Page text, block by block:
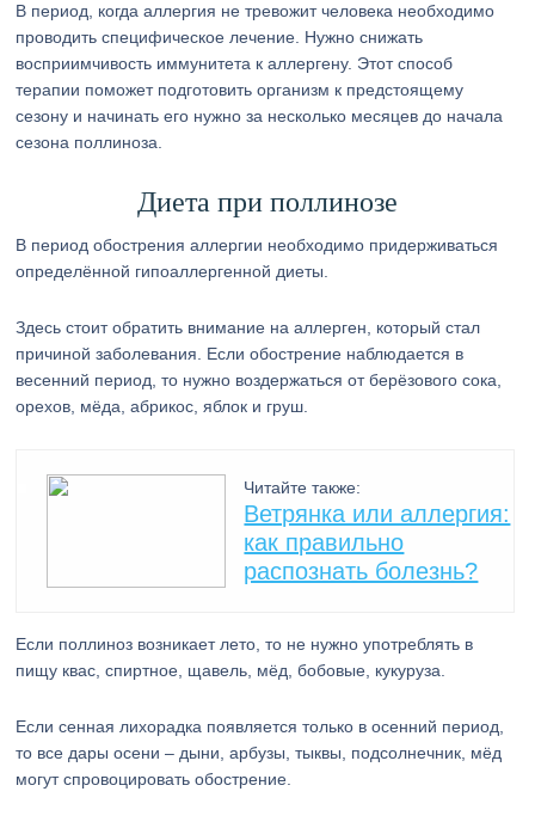
В период, когда аллергия не тревожит человека необходимо
проводить специфическое лечение. Нужно снижать
восприимчивость иммунитета к аллергену. Этот способ
терапии поможет подготовить организм к предстоящему
сезону и начинать его нужно за несколько месяцев до начала
сезона поллиноза.
Диета при поллинозе
В период обострения аллергии необходимо придерживаться
определённой гипоаллергенной диеты.
Здесь стоит обратить внимание на аллерген, который стал
причиной заболевания. Если обострение наблюдается в
весенний период, то нужно воздержаться от берёзового сока,
орехов, мёда, абрикос, яблок и груш.
Читайте также:
Ветрянка или аллергия:
как правильно
распознать болезнь?
Если поллиноз возникает лето, то не нужно употреблять в
пищу квас, спиртное, щавель, мёд, бобовые, кукуруза.
Если сенная лихорадка появляется только в осенний период,
то все дары осени – дыни, арбузы, тыквы, подсолнечник, мёд
могут спровоцировать обострение.